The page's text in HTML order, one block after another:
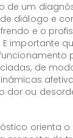
de um
diálogo e
e o
importante
de
dor ou
orienta o